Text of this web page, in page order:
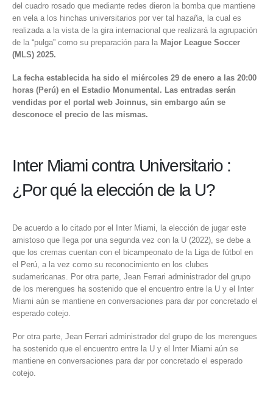
del cuadro rosado que mediante redes dieron la bomba que mantiene
en vela a los hinchas universitarios por ver tal hazaña, la cual es
realizada a la vista de la gira internacional que realizará la agrupación
de la “pulga” como su preparación para la Major League Soccer
(MLS) 2025.
La fecha establecida ha sido el miércoles 29 de enero a las 20:00
horas (Perú) en el
Estadio Monumental . Las entradas serán
vendidas por el portal web Joinnus, sin embargo aún se
desconoce el precio de las mismas.
Inter Miami contra Universitario :
¿Por qué la elección de la U?
De acuerdo a lo citado por el Inter Miami, la elección de jugar este
amistoso que llega por una segunda vez con la U (2022), se debe a
que los cremas cuentan con el bicampeonato de la Liga de fútbol en
el Perú, a la vez como su reconocimiento en los clubes
sudamericanas. Por otra parte, Jean Ferrari administrador del grupo
de los merengues ha sostenido que el encuentro entre la U y el Inter
Miami aún se mantiene en conversaciones para dar por concretado el
esperado cotejo.
Por otra parte, Jean Ferrari administrador del grupo de los merengues
ha sostenido que el encuentro entre la U y el Inter Miami aún se
mantiene en conversaciones para dar por concretado el esperado
cotejo.